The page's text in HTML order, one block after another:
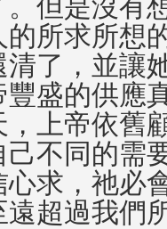
。但是沒有
的所求所想
清了，並讓
豐盛的供應
，上帝依舊
己不同的需
心求，祂必
遠超過我們